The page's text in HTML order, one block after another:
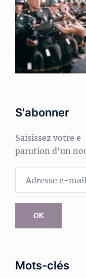
S'abonner
Saisissez votre
parution d‘un
OK
Mots-clés